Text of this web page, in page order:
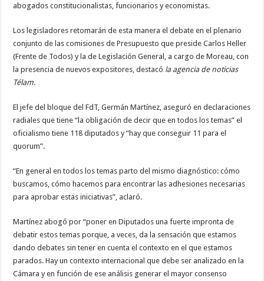
abogados constitucionalistas, funcionarios y economistas.
Los legisladores retomarán de esta manera el debate en el plenario
conjunto de las comisiones de Presupuesto que preside Carlos Heller
(Frente de Todos) y la de Legislación General, a cargo de Moreau, con
la presencia de nuevos expositores, destacó la agencia de noticias
Télam.
El jefe del bloque del FdT, Germán Martínez, aseguró en declaraciones
radiales que tiene “la obligación de decir que en todos los temas” el
oficialismo tiene 118 diputados y “hay que conseguir 11 para el
quorum”.
“En general en todos los temas parto del mismo diagnóstico: cómo
buscamos, cómo hacemos para encontrar las adhesiones necesarias
para aprobar estas iniciativas”, aclaró.
Martínez abogó por “poner en Diputados una fuerte impronta de
debatir estos temas porque, a veces, da la sensación que estamos
dando debates sin tener en cuenta el contexto en el que estamos
parados. Hay un contexto internacional que debe ser analizado en la
Cámara y en función de ese análisis generar el mayor consenso